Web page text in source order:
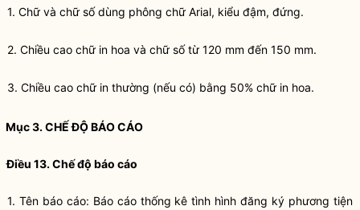
1. Chữ và chữ số dùng phông chữ Arial, kiểu đậm, đứng.
2. Chiều cao chữ in hoa và chữ số từ 120 mm đến 150 mm.
3. Chiều cao chữ in thường (nếu có) bằng 50% chữ in hoa.
Mục 3. CHẾ ĐỘ BÁO CÁO
Điều 13. Chế độ báo cáo
1. Tên báo cáo: Báo cáo thống kê tình hình đăng ký phương tiện